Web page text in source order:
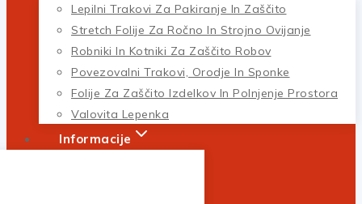
Lepilni Trakovi Za Pakiranje In Zaščito
Stretch Folije Za Ročno In Strojno Ovijanje
Robniki In Kotniki Za Zaščito Robov
Povezovalni Trakovi, Orodje In Sponke
Folije Za Zaščito Izdelkov In Polnjenje Prostora
Valovita Lepenka
Informacije